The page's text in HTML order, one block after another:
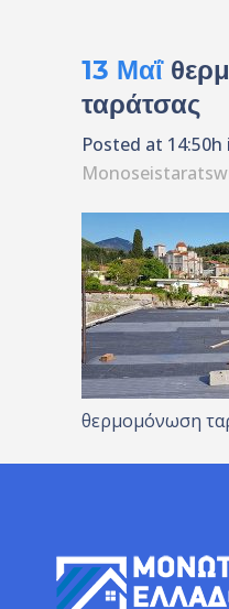
13 Μαΐ
ταράτσας
Posted at 14:50h
θερμομόνωση